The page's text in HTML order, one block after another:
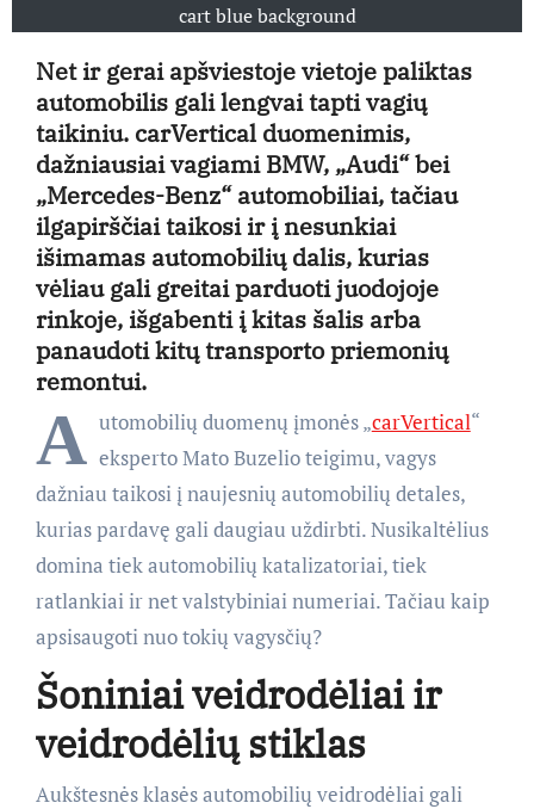
cart blue background
Net ir gerai apšviestoje vietoje paliktas
automobilis gali lengvai tapti vagių
taikiniu. carVertical duomenimis,
dažniausiai vagiami BMW, „Audi“ bei
„Mercedes-Benz“ automobiliai, tačiau
ilgapirščiai taikosi ir į nesunkiai
išimamas automobilių dalis, kurias
vėliau gali greitai parduoti juodojoje
rinkoje, išgabenti į kitas šalis arba
panaudoti kitų transporto priemonių
remontui.
A utomobilių duomenų įmonės „carVertical“
eksperto Mato Buzelio teigimu, vagys
dažniau taikosi į naujesnių automobilių detales,
kurias pardavę gali daugiau uždirbti. Nusikaltėlius
domina tiek automobilių katalizatoriai, tiek
ratlankiai ir net valstybiniai numeriai. Tačiau kaip
apsisaugoti nuo tokių vagysčių?
Šoniniai veidrodėliai ir
veidrodėlių stiklas
Aukštesnės klasės automobilių veidrodėliai gali